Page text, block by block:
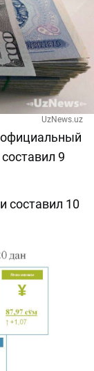
UzNews.uz
9
составил 10